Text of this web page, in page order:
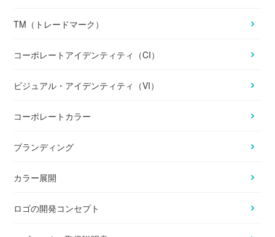
TM（トレードマーク）
コーポレートアイデンティティ（CI）
ビジュアル・アイデンティティ（VI）
コーポレートカラー
ブランディング
カラー展開
ロゴの開発コンセプト